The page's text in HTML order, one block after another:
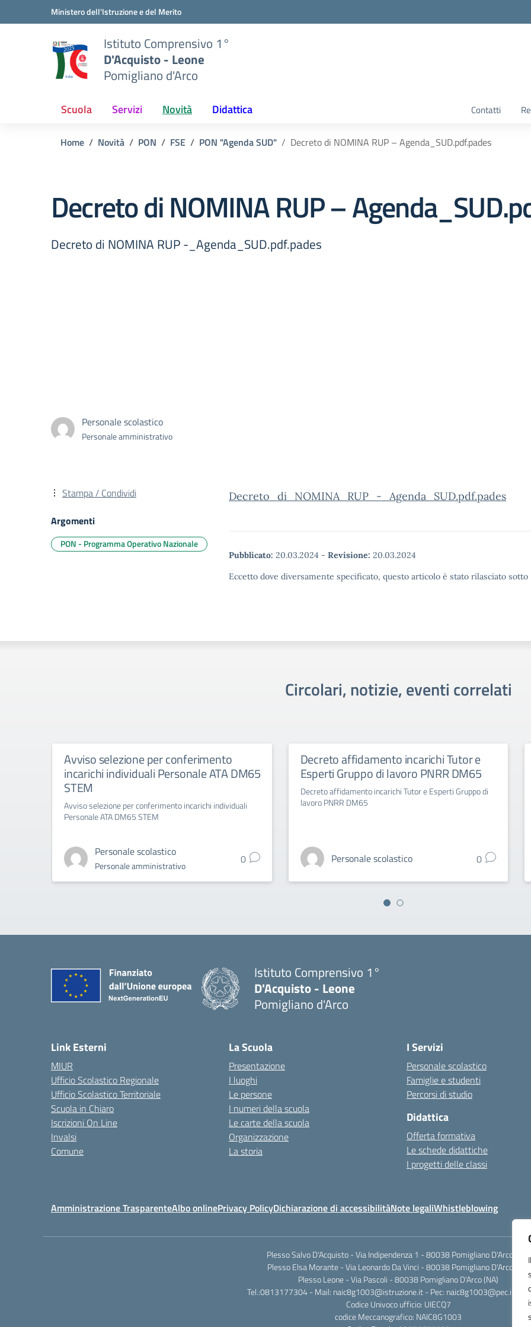
Vai ai contenuti
Vai al menu di navigazioneMinistero dell'Istruzione e del Merito
Istituto Comprensivo 1°
D'Acquisto - Leone
Pomigliano d'Arco
Scuola Servizi Novità Didattica Contatti
Home Novità PON FSE PON "Agenda SUD" Decreto di NOMINA RUP – Agenda_SUD.pdf.pades
Decreto di NOMINA RUP –
Decreto di NOMINA RUP -_Agenda_SUD.pdf.pades
Personale scolastico
Personale amministrativo
Decreto_di_NOMINA_RUP_-_Agenda_SUD.pdf.pades
Pubblicato: 20.03.2024 - Revisione: 20.03.2024
Eccetto dove diversamente specificato, questo articolo è stato rilasciato
Stampa / Condividi
Argomenti
PON - Programma Operativo Nazionale
Circolari, notizie, eventi correlati
Avviso selezione per conferimento
incarichi individuali Personale ATA DM65
STEM
Avviso selezione per conferimento incarichi individuali
Personale ATA DM65 STEM
Personale scolastico
Personale amministrativo 0
Decreto affidamento incarichi Tutor e
Esperti Gruppo di lavoro PNRR DM65
Decreto affidamento incarichi Tutor e Esperti Gruppo di
lavoro PNRR DM65
Personale scolastico 0
Istituto Comprensivo 1°
D'Acquisto - Leone
Pomigliano d'Arco
Link Esterni
MIUR
Ufficio Scolastico Regionale
Ufficio Scolastico Territoriale
Scuola in Chiaro
Iscrizioni On Line
Invalsi
Comune
La Scuola
Presentazione
I luoghi
Le persone
I numeri della scuola
Le carte della scuola
Organizzazione
La storia
I Servizi
Personale scolastico
Famiglie e studenti
Percorsi di studio
Didattica
Offerta formativa
Le schede didattiche
I progetti delle classi
Amministrazione TrasparenteAlbo onlinePrivacy PolicyDichiarazione di accessibilitàNote legaliWhistleblowing
Plesso Salvo D'Acquisto - Via Indipendenza 1 - 80038 Pomigliano D'Arco (NA)
Plesso Elsa Morante - Via Leonardo Da Vinci - 80038 Pomigliano D'Arco (NA)
Plesso Leone - Via Pascoli - 80038 Pomigliano D'Arco (NA)
Tel.:0813177304 - Mail: naic8g1003@istruzione.it - Pec:
Codice Univoco ufficio: UIECQ7
codice Meccanografico: NAIC8G1003